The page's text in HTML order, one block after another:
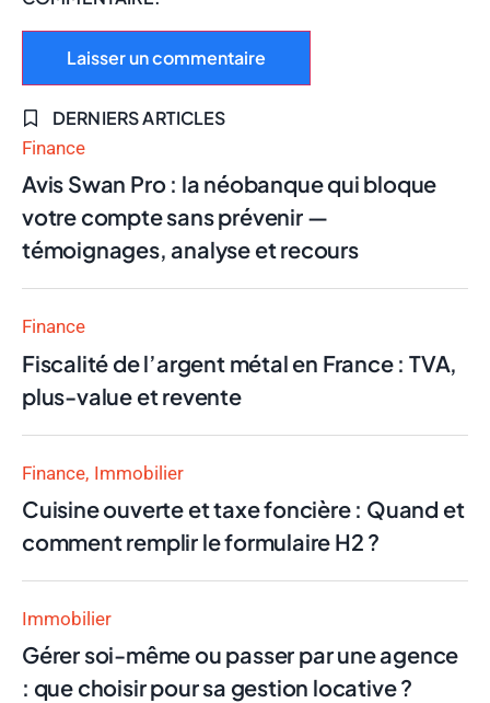
DERNIERS ARTICLES
Finance
Avis Swan Pro : la néobanque qui bloque
votre compte sans prévenir —
témoignages, analyse et recours
Finance
Fiscalité de l’argent métal en France : TVA,
plus-value et revente
Finance Immobilier
Cuisine ouverte et taxe foncière : Quand et
comment remplir le formulaire H2 ?
Immobilier
Gérer soi-même ou passer par une agence
: que choisir pour sa gestion locative ?